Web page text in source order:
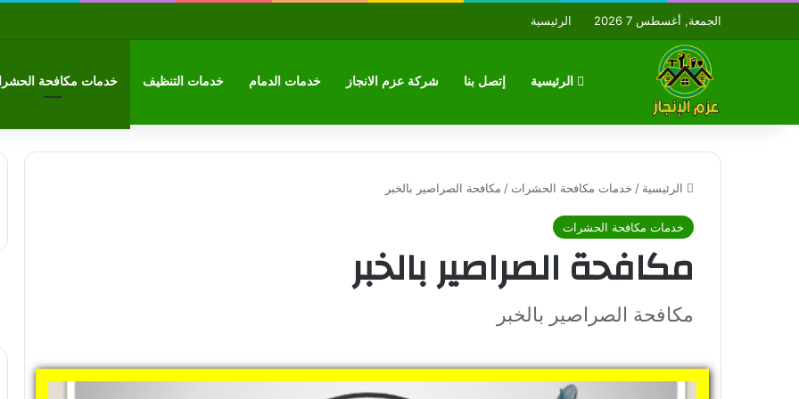
الجمعة, أغسطس 7 2026 الرئيسية
الرئيسية إتصل بنا شركة عزم الانجاز خدمات الدمام خدمات التنظيف خدمات مكافحة
الرئيسية / خدمات مكافحة الحشرات / مكافحة الصراصير بالخبر
خدمات مكافحة الحشرات
مكافحة الصراصير بالخبر
مكافحة الصراصير بالخبر